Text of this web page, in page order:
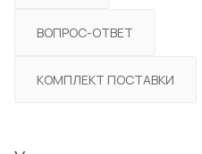
ВОПРОС-ОТВЕТ
КОМПЛЕКТ ПОСТАВКИ